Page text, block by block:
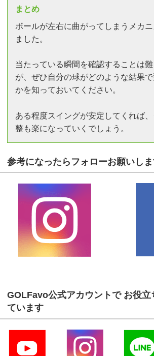
まとめ
ボールが左右に曲がってしまうメカ
ました。
当たっている瞬間を確認することは
が、ぜひ自分の球がどのような結果
かを知っておいてください。
ある程度スイングが安定してくれば
整も楽になっていくでしょう。
参考になったらフォローお願いしま
GOLFavo公式アカウントで お役立
ています